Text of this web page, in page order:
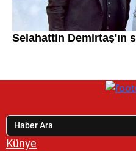
Künye